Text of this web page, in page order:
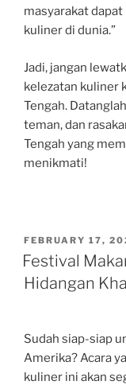
masyarakat
kuliner di dunia.”
Jadi, jangan
kelezatan kuliner
Tengah.
teman, dan
Tengah yang
menikmati!
POSTED
ON
FEBRUARY 17,
Festival
Hidangan
Sudah siap-siap
Amerika? Acara
kuliner ini akan